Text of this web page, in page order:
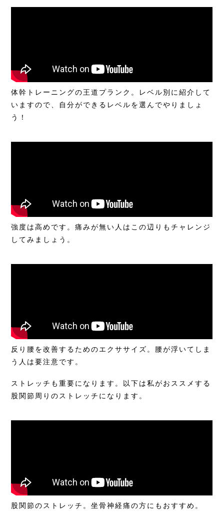
体幹トレーニングの王道プランク。レベル別に紹介して
いますので、自分ができるレベルを選んでやりましょ
う！
強度は高めです。痛みが無い人はこの辺りもチャレンジ
してみましょう。
反り腰を改善するためのエクササイズ。腰が浮いてしま
う人は要注意です。
ストレッチも重要になります。以下は私がおススメする
股関節周りのストレッチになります。
股関節のストレッチ。坐骨神経痛の方にもおすすめ。